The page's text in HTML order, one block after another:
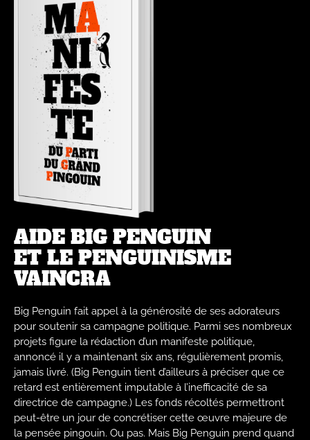
AIDE BIG PENGUIN
ET LE PENGUINISME
VAINCRA
Big Penguin fait appel à la générosité de ses adorateurs
pour soutenir sa campagne politique. Parmi ses nombreux
projets figure la rédaction d’un manifeste politique,
annoncé il y a maintenant six ans, régulièrement promis,
jamais livré. (Big Penguin tient d’ailleurs à préciser que ce
retard est entièrement imputable à l’inefficacité de sa
directrice de campagne.) Les fonds récoltés permettront
peut-être un jour de concrétiser cette œuvre majeure de
la pensée pingouin. Ou pas. Mais Big Penguin prend quand